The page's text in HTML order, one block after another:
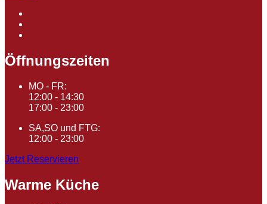
Öffnungszeiten
MO - FR:
12:00 - 14:30
17:00 - 23:00
SA,SO und FTG:
12:00 - 23:00
Jetzt Reservieren
Warme Küche